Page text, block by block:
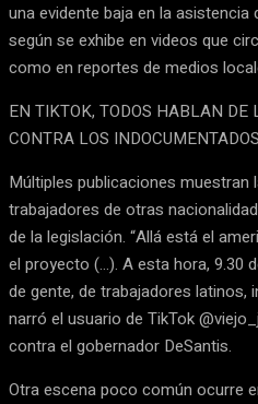
una evidente baja en la
según se exhibe en videos que
como en reportes de medios
EN TIKTOK, TODOS HABLAN DE
CONTRA LOS
Múltiples publicaciones
trabajadores de otras
de la legislación. “Allá está el
el proyecto (…). A esta hora, 9.30
de gente, de trabajadores latinos,
narró el usuario de TikTok
contra el gobernador DeSantis.
Otra escena poco común ocurre